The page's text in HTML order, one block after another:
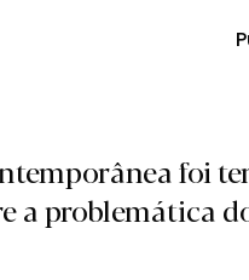
foi
a problemática